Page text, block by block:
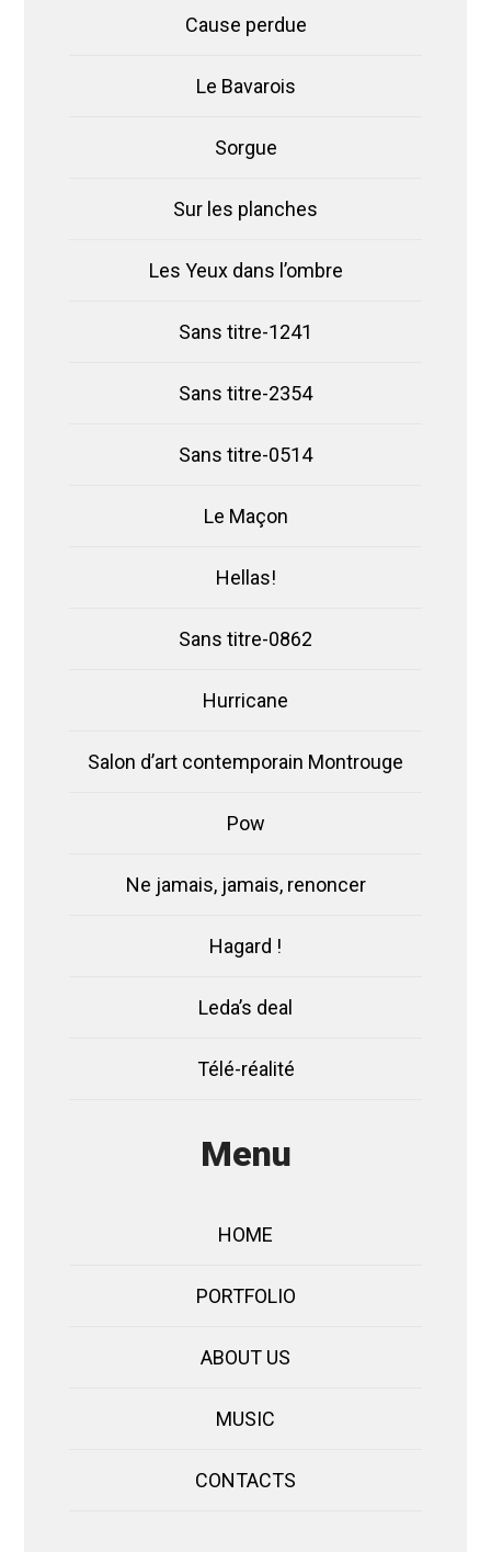
Cause perdue
Le Bavarois
Sorgue
Sur les planches
Les Yeux dans l’ombre
Sans titre-1241
Sans titre-2354
Sans titre-0514
Le Maçon
Hellas!
Sans titre-0862
Hurricane
Salon d’art contemporain Montrouge
Pow
Ne jamais, jamais, renoncer
Hagard !
Leda’s deal
Télé-réalité
Menu
HOME
PORTFOLIO
ABOUT US
MUSIC
CONTACTS